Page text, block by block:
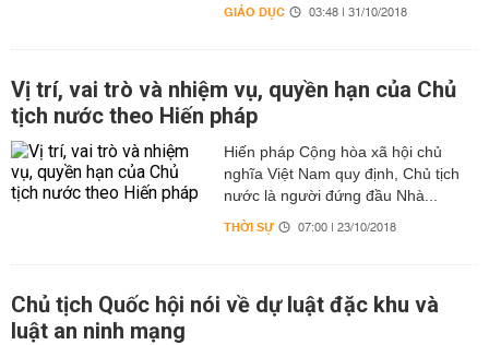
GIÁO DỤC 03:48 | 31/10/2018
Vị trí, vai trò và nhiệm vụ, quyền hạn của Chủ
tịch nước theo Hiến pháp
Hiến pháp Cộng hòa xã hội chủ
nghĩa Việt Nam quy định, Chủ tịch
nước là người đứng đầu Nhà...
THỜI SỰ 07:00 | 23/10/2018
Chủ tịch Quốc hội nói về dự luật đặc khu và
luật an ninh mạng